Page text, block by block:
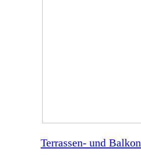
Terrassen- und